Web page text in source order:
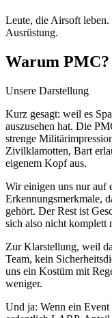
Leute, die Airsoft
Ausrüstung.
Warum PMC?
Unsere Darstellung
Kurz gesagt: weil es
auszusehen hat. Die
strenge
Zivilklamotten, Bart
eigenem Kopf aus.
Wir einigen uns nur auf
Erkennungsmerkmale,
gehört. Der Rest ist
sich also nicht komplett
Zur Klarstellung, weil
Team, kein
uns ein Kostüm mit
weniger.
Und ja: Wenn ein